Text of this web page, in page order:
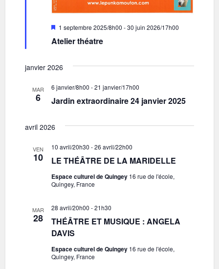
g
a
o
n
d
u
e
s
è
É
e
t
Atelier théatre
Mis
avant
1 septembre 2025/8h00 -30 juin 2026/17h00
janvier 2026
MAR
6 Jardin extraordinaire 24 janvier 2025
6 janvier/8h00 -21 janvier/17h00
avril 2026
VEN
10 LE THÉÂTRE DE LA MARIDELLE
10 avril/20h30 -26 avril/22h00
Espace culturel de Quingey 16 rue de l'école,
Quingey, France
MAR
28
THÉÂTRE ET MUSIQUE : ANGELA
DAVIS
28 avril/20h00 -21h30
Espace culturel de Quingey 16 rue de l'école,
Quingey, France